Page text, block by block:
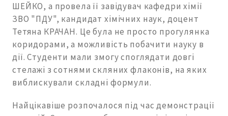
ШЕЙКО, а провела її завідувач кафедри хімії
ЗВО "ПДУ", кандидат хімічних наук, доцент
Тетяна КРАЧАН. Це була не просто прогулянка
коридорами, а можливість побачити науку в
дії. Студенти мали змогу споглядати довгі
стелажі з сотнями скляних флаконів, на яких
виблискували складні формули.
Найцікавіше розпочалося під час демонстрації